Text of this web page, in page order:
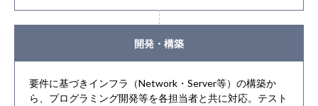
開発・構築
要件に基づきインフラ（Network・Server等）の構築か
ら、プログラミング開発等を各担当者と共に対応。テスト